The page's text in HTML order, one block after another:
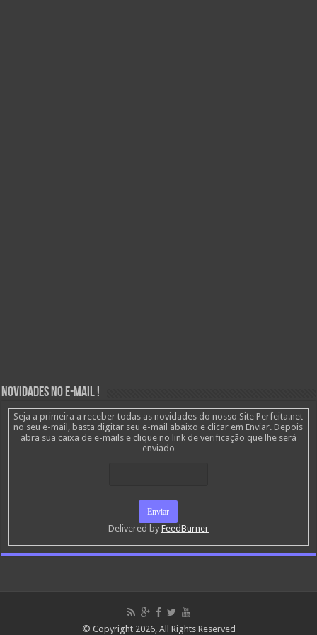
Novidades no E-mail !
Seja a primeira a receber todas as novidades do nosso Site Perfeita.net
no seu e-mail, basta digitar seu e-mail abaixo e clicar em Enviar. Depois
abra sua caixa de e-mails e clique no link de verificação que lhe será
enviado
Delivered by FeedBurner
© Copyright 2026, All Rights Reserved